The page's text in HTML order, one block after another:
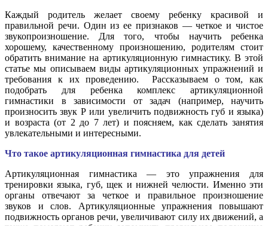
Каждый родитель желает своему ребенку красивой и
правильной речи. Один из ее признаков — четкое и чистое
звукопроизношение. Для того, чтобы научить ребенка
хорошему, качественному произношению, родителям стоит
обратить внимание на артикуляционную гимнастику. В этой
статье мы описываем виды артикуляционных упражнений и
требования к их проведению. Рассказываем о том, как
подобрать для ребенка комплекс артикуляционной
гимнастики в зависимости от задач (например, научить
произносить звук Р или увеличить подвижность губ и языка)
и возраста (от 2 до 7 лет) и поясняем, как сделать занятия
увлекательными и интересными.
Что такое артикуляционная гимнастика для детей
Артикуляционная гимнастика — это упражнения для
тренировки языка, губ, щек и нижней челюсти. Именно эти
органы отвечают за четкое и правильное произношение
звуков и слов. Артикуляционные упражнения повышают
подвижность органов речи, увеличивают силу их движений, а